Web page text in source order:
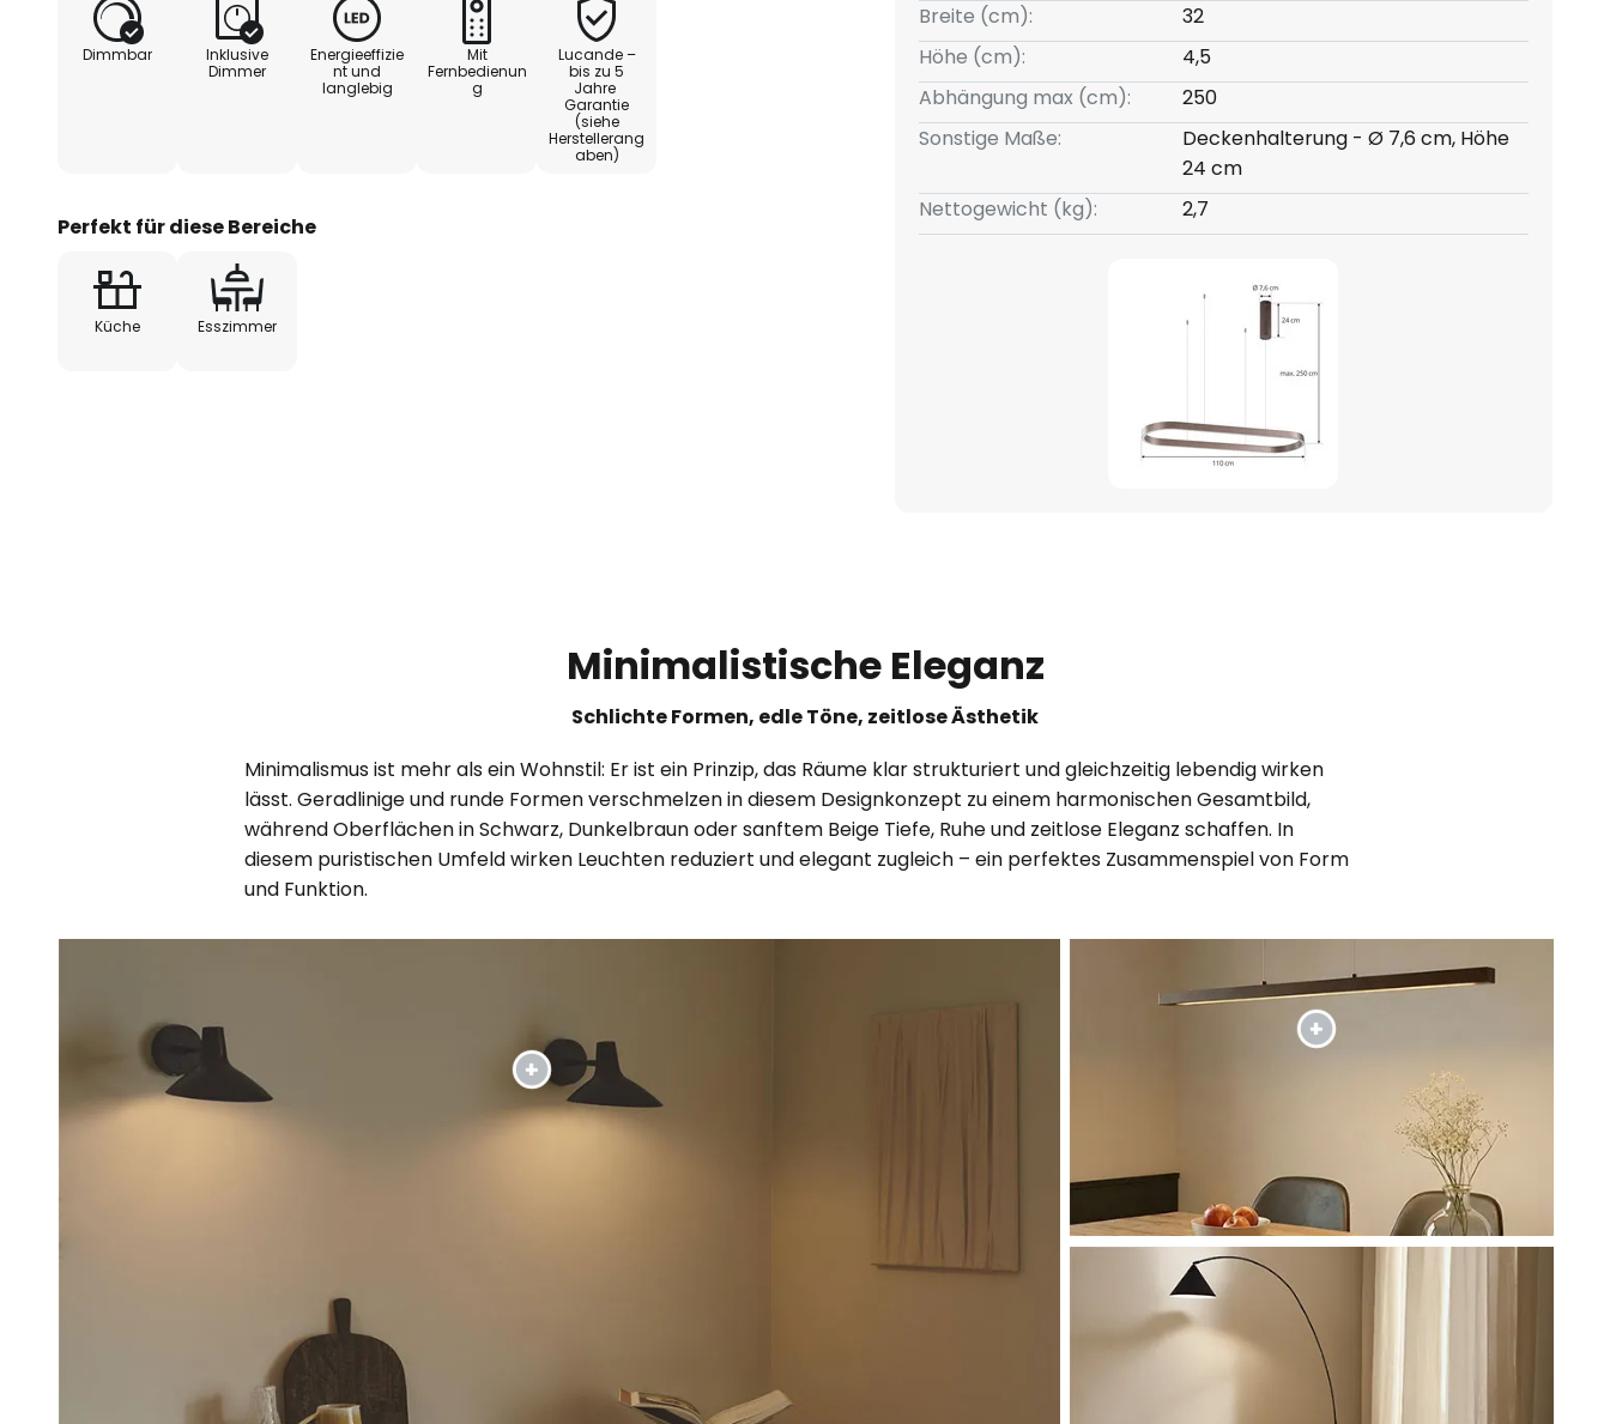
Dank der Kompatibilität mit WLAN und Tuyasmart ist die Leuchte
dimmbar und ermöglicht eine intuitive Steuerung über die
entsprechenden iOS und Android Apps. Die im Lieferumfang
enthaltene Fernbedienung bietet zusätzlichen Komfort für eine
individuelle Lichtgestaltung. Das moderne Design fügt sich
Hängeleuchte Melinay zu einem zentralen Element jeder
Raumgestaltung.
Dimmbar
Inklusive
Dimmer
Energieeffizie
nt und
langlebig
Mit
Fernbedienun
g
Lucande –
bis zu 5
Jahre
Garantie
(siehe
Herstellerang
aben)
Perfekt für diese Bereiche
Küche Esszimmer
Breite (cm):
32
Höhe (cm):
4,5
Abhängung max (cm):
250
Sonstige Maße:
Deckenhalterung - Ø 7,6 cm, Höhe
24 cm
Nettogewicht (kg):
2,7
Minimalistische Eleganz
Schlichte Formen, edle Töne, zeitlose Ästhetik
Minimalismus ist mehr als ein Wohnstil: Er ist ein Prinzip, das Räume klar strukturiert und gleichzeitig lebendig wirken
lässt. Geradlinige und runde Formen verschmelzen in diesem Designkonzept zu einem harmonischen Gesamtbild,
während Oberflächen in Schwarz, Dunkelbraun oder sanftem Beige Tiefe, Ruhe und zeitlose Eleganz schaffen. In
diesem puristischen Umfeld wirken Leuchten reduziert und elegant zugleich – ein perfektes Zusammenspiel von Form
und Funktion.